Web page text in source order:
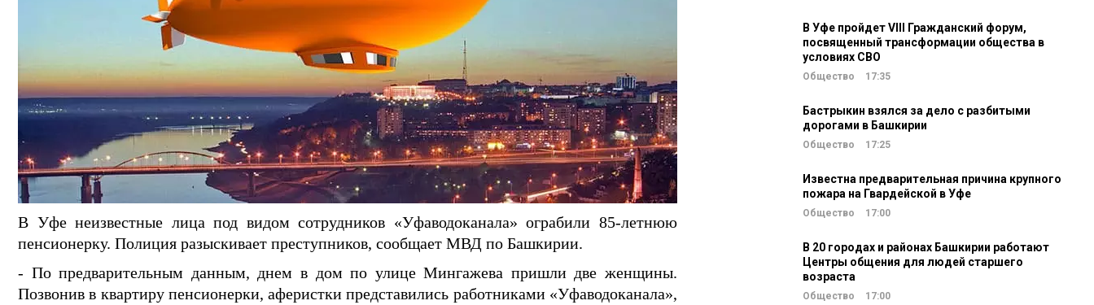
В Уфе неизвестные лица под видом сотрудников «Уфаводоканала» ограбили 85-летнюю
пенсионерку. Полиция разыскивает преступников, сообщает МВД по Башкирии.
- По предварительным данным, днем в дом по улице Мингажева пришли две женщины.
Позвонив в квартиру пенсионерки, аферистки представились работниками «Уфаводоканала»,
В Уфе пройдет VIII Гражданский форум,
посвященный трансформации общества в
условиях СВО
Общество 17:35
Бастрыкин взялся за дело с разбитыми
дорогами в Башкирии
Общество 17:25
Известна предварительная причина крупного
пожара на Гвардейской в Уфе
Общество 17:00
В 20 городах и районах Башкирии работают
Центры общения для людей старшего
возраста
Общество 17:00